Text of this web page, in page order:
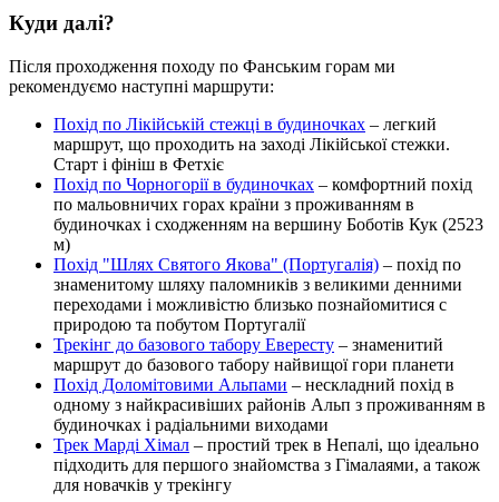
Куди далі?
Після проходження походу по Фанським горам ми
рекомендуємо наступні маршрути:
Похід по Лікійській стежці в будиночках – легкий
маршрут, що проходить на заході Лікійської стежки.
Старт і фініш в Фетхіє
Похід по Чорногорії в будиночках – комфортний похід
по мальовничих горах країни з проживанням в
будиночках і сходженням на вершину Боботів Кук (2523
м)
Похід "Шлях Святого Якова" (Португалія) – похід по
знаменитому шляху паломників з великими денними
переходами і можливістю близько познайомитися с
природою та побутом Португалії
Трекінг до базового табору Евересту – знаменитий
маршрут до базового табору найвищої гори планети
Похід Доломітовими Альпами – нескладний похід в
одному з найкрасивіших районів Альп з проживанням в
будиночках і радіальними виходами
Трек Марді Хімал – простий трек в Непалі, що ідеально
підходить для першого знайомства з Гімалаями, а також
для новачків у трекінгу